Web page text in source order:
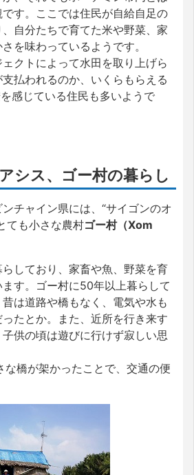
す。ここでは住民が自給自足の
自分たちで育てた米や野菜、家
を味わっているようです。
クトによって水田を取り上げら
払われるのか、いくらもらえる
感じている住民も多いようで
シス、ゴー村の暮らし
チャイン県には、“サイゴンのオ
ても小さな農村ゴー村（Xom
しており、家畜や魚、野菜を育
す。ゴー村に50年以上暮らして
は道路や橋もなく、電気や水も
たとか。また、近所を行き来す
供の頃は遊びに行けず寂しい思
な橋が架かったことで、交通の便